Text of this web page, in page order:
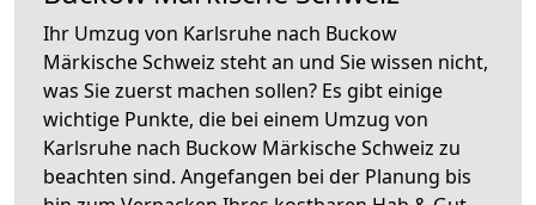
Ihr Umzug von Karlsruhe nach Buckow
Märkische Schweiz steht an und Sie wissen nicht,
was Sie zuerst machen sollen? Es gibt einige
wichtige Punkte, die bei einem Umzug von
Karlsruhe nach Buckow Märkische Schweiz zu
beachten sind. Angefangen bei der Planung bis